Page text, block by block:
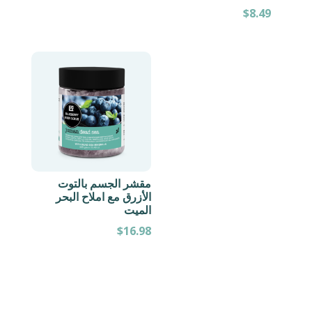
$8.49
مقشر الجسم بالتوت
الأزرق مع املاح البحر
الميت
$16.98